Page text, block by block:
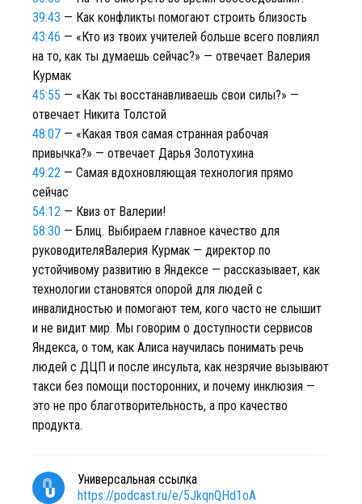
39:43 — Как конфликты помогают строить близость
43:46 — «Кто из твоих учителей больше всего повлиял
на то, как ты думаешь сейчас?» — отвечает Валерия
Курмак
45:55 — «Как ты восстанавливаешь свои силы?» —
отвечает Никита Толстой
48:07 — «Какая твоя самая странная рабочая
привычка?» — отвечает Дарья Золотухина
49:22 — Самая вдохновляющая технология прямо
сейчас
54:12 — Квиз от Валерии!
58:30 — Блиц. Выбираем главное качество для
руководителяВалерия Курмак — директор по
устойчивому развитию в Яндексе — рассказывает, как
технологии становятся опорой для людей с
инвалидностью и помогают тем, кого часто не слышит
и не видит мир. Мы говорим о доступности сервисов
Яндекса, о том, как Алиса научилась понимать речь
людей с ДЦП и после инсульта, как незрячие вызывают
такси без помощи посторонних, и почему инклюзия —
это не про благотворительность, а про качество
продукта.
Универсальная ссылка
https://podcast.ru/e/5JkqnQHd1oA